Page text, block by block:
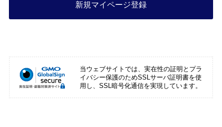
新規マイページ登録
当ウェブサイトでは、実在性の証明とプラ
イバシー保護のためSSLサーバ証明書を使
用し、SSL暗号化通信を実現しています。